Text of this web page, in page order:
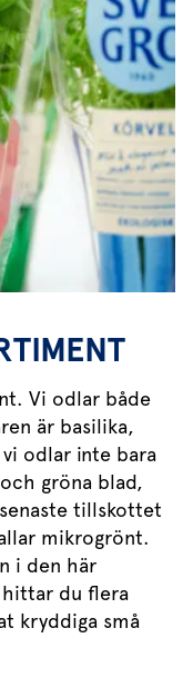
Vi odlar både
är basilika,
odlar inte bara
gröna blad,
tillskottet
mikrogrönt.
i den här
du flera
kryddiga små